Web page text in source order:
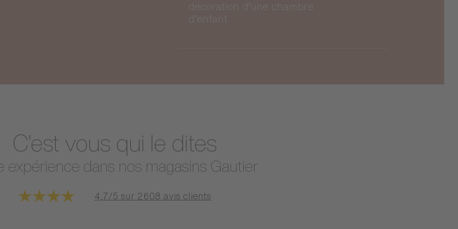
décoration d’une chambre
d’enfant
C'est vous qui le dites
expérience dans nos magasins Gautier
4,7/5 sur 2608 avis clients